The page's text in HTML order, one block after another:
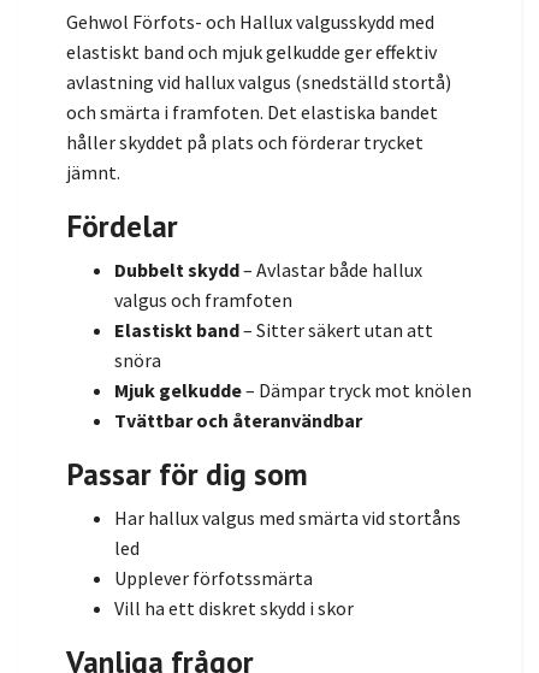
Gehwol Förfots- och Hallux valgusskydd med
elastiskt band och mjuk gelkudde ger effektiv
avlastning vid hallux valgus (snedställd stortå)
och smärta i framfoten. Det elastiska bandet
håller skyddet på plats och förderar trycket
jämnt.
Fördelar
Dubbelt skydd– Avlastar både hallux
valgus och framfoten
Elastiskt band– Sitter säkert utan att
snöra
Mjuk gelkudde– Dämpar tryck mot knölen
Tvättbar och återanvändbar
Passar för dig som
Har hallux valgus med smärta vid stortåns
led
Upplever förfotssmärta
Vill ha ett diskret skydd i skor
Vanliga frågor